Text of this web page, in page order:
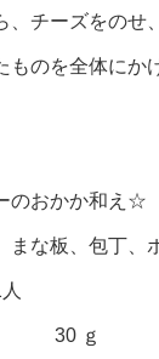
チーズをのせ
ものを全体にか
のおかか和え☆
まな板、包丁、
30 ｇ